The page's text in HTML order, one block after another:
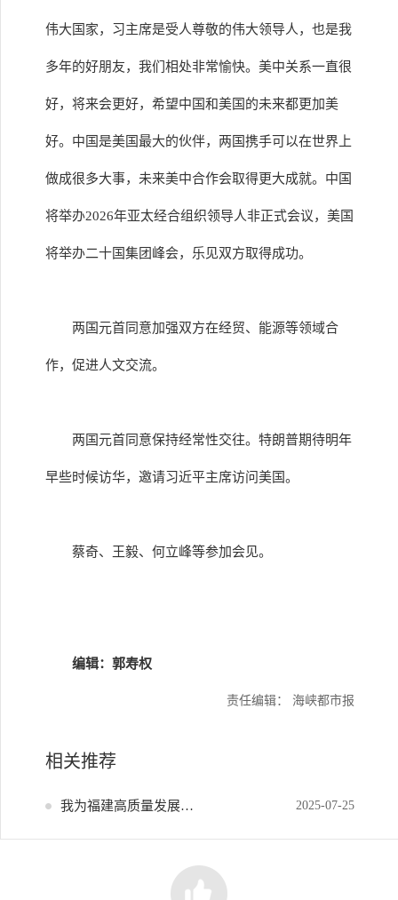
伟大国家，习主席是受人尊敬的伟大领导人，也是我
多年的好朋友，我们相处非常愉快。美中关系一直很
好，将来会更好，希望中国和美国的未来都更加美
好。中国是美国最大的伙伴，两国携手可以在世界上
做成很多大事，未来美中合作会取得更大成就。中国
将举办2026年亚太经合组织领导人非正式会议，美国
将举办二十国集团峰会，乐见双方取得成功。
两国元首同意加强双方在经贸、能源等领域合
作，促进人文交流。
两国元首同意保持经常性交往。特朗普期待明年
早些时候访华，邀请习近平主席访问美国。
蔡奇、王毅、何立峰等参加会见。
编辑：郭寿权
责任编辑： 海峡都市报
相关推荐
我为福建高质量发展献策 2025-07-25